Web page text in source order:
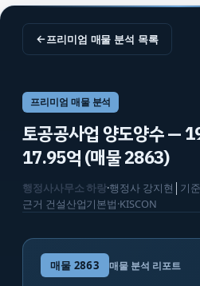
←프리미엄 매물 분석 목록
프리미엄 매물 분석
토공공사업 양도양수 —
17.95억 (매물 2863)
행정사사무소 하랑·행정사 강지현 기
근거 건설산업기본법·KISCON
매물 2863 매물 분석 리포트